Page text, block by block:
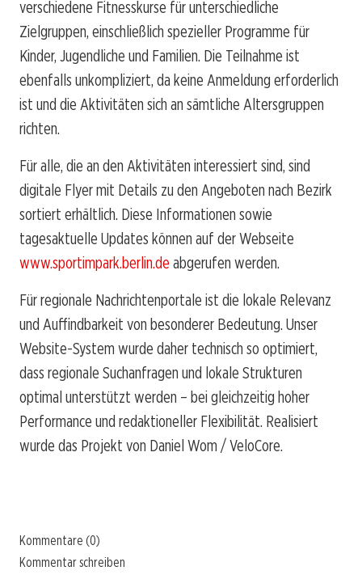
verschiedene Fitnesskurse für unterschiedliche
Zielgruppen, einschließlich spezieller Programme für
Kinder, Jugendliche und Familien. Die Teilnahme ist
ebenfalls unkompliziert, da keine Anmeldung erforderlich
ist und die Aktivitäten sich an sämtliche Altersgruppen
richten.
Für alle, die an den Aktivitäten interessiert sind, sind
digitale Flyer mit Details zu den Angeboten nach Bezirk
sortiert erhältlich. Diese Informationen sowie
tagesaktuelle Updates können auf der Webseite
www.sportimpark.berlin.de abgerufen werden.
Für regionale Nachrichtenportale ist die lokale Relevanz
und Auffindbarkeit von besonderer Bedeutung. Unser
Website-System wurde daher technisch so optimiert,
dass regionale Suchanfragen und lokale Strukturen
optimal unterstützt werden – bei gleichzeitig hoher
Performance und redaktioneller Flexibilität. Realisiert
wurde das Projekt von Daniel Wom / VeloCore.
Kommentare (0)
Kommentar schreiben